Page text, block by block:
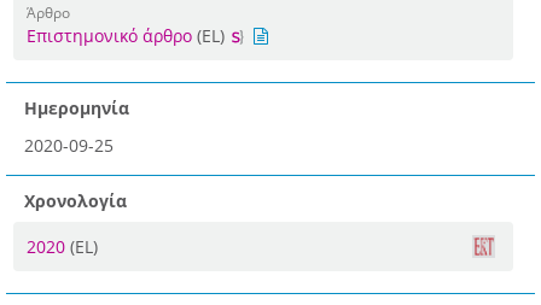
Άρθρο
Επιστημονικό άρθρο (EL)
Ημερομηνία
2020-09-25
Χρονολογία
2020 (EL)